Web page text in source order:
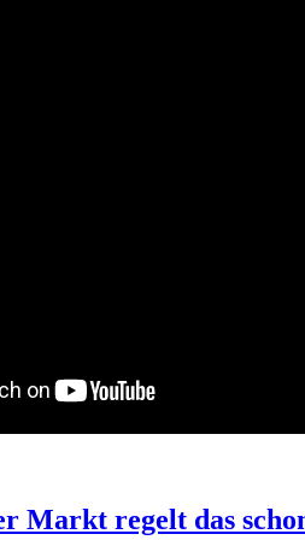
Volvicast 0045 | Irgendwas mit
Markt regelt das